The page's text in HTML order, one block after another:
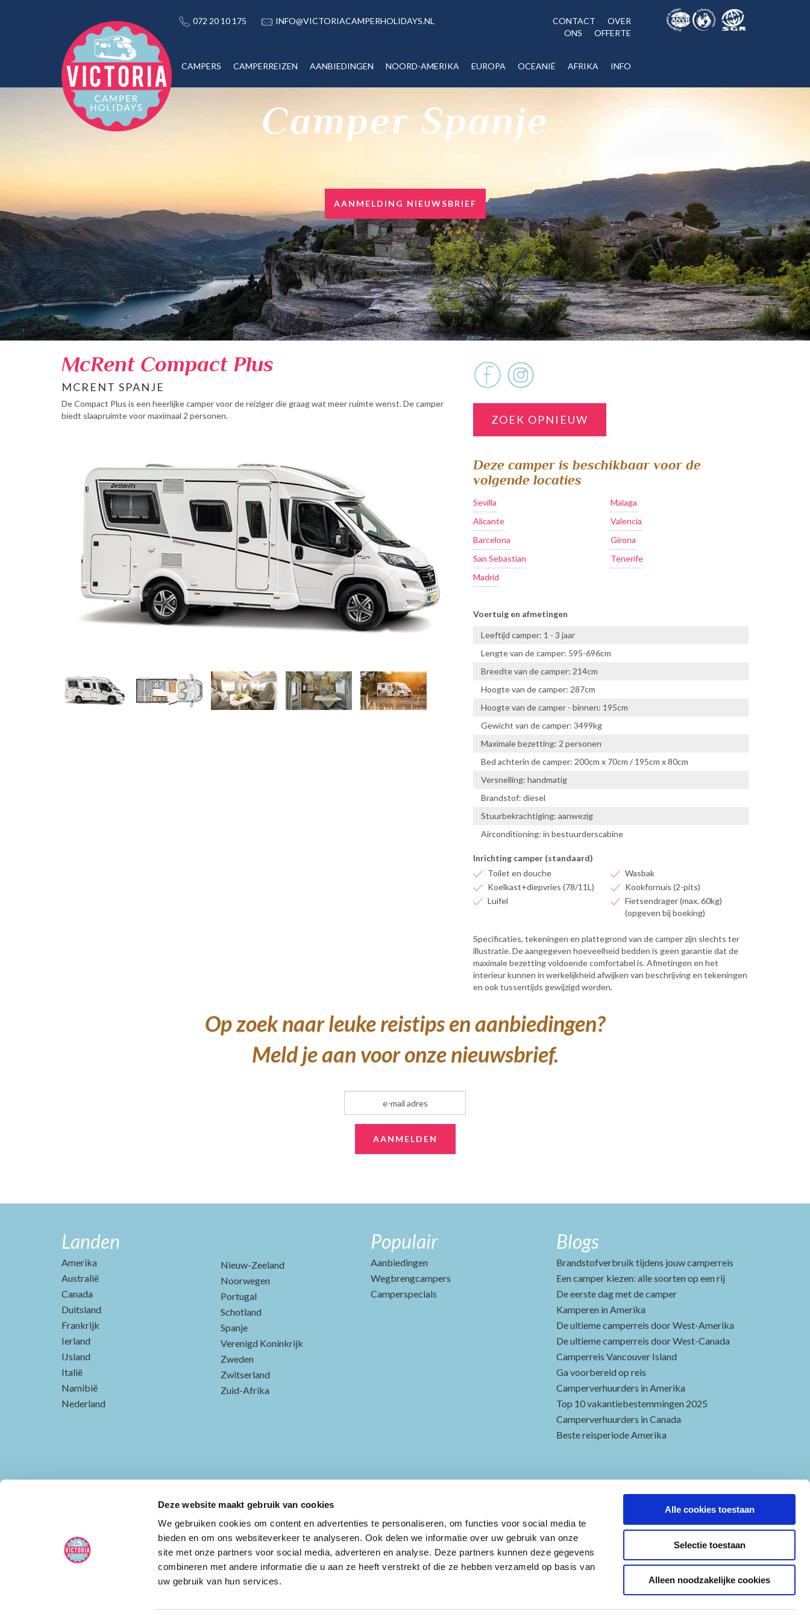
Deze website maakt gebruik van cookies
We gebruiken cookies om content en advertenties te personaliseren, om functies voor social media te
bieden en om ons websiteverkeer te analyseren. Ook delen we informatie over uw gebruik van onze
site met onze partners voor social media, adverteren en analyse. Deze partners kunnen deze gegevens
combineren met andere informatie die u aan ze heeft verstrekt of die ze hebben verzameld op basis van
uw gebruik van hun services.
Alle cookies toestaan
Selectie toestaan
Alleen noodzakelijke cookies
072 20 10 175 INFO@VICTORIACAMPERHOLIDAYS.NL CONTACT
OVER
ONS
OFFERTE
CAMPERS CAMPERREIZEN AANBIEDINGEN NOORD-AMERIKA EUROPA OCEANIË AFRIKA INFO
Camper Spanje
AANMELDING NIEUWSBRIEF
McRent Compact Plus
MCRENT SPANJE
De Compact Plus is een heerlijke camper voor de reiziger die graag wat meer ruimte wenst. De camper
biedt slaapruimte voor maximaal 2 personen.
ZOEK OPNIEUW
Deze camper is beschikbaar voor de
volgende locaties
Sevilla
Malaga
Alicante
Valencia
Barcelona
Girona
San Sebastian
Tenerife
Madrid
Voertuig en afmetingen
Leeftijd camper: 1 - 3 jaar
Lengte van de camper: 595-696cm
Breedte van de camper: 214cm
Hoogte van de camper: 287cm
Hoogte van de camper - binnen: 195cm
Gewicht van de camper: 3499kg
Maximale bezetting: 2 personen
Bed achterin de camper: 200cm x 70cm / 195cm x 80cm
Versnelling: handmatig
Brandstof: diesel
Stuurbekrachtiging: aanwezig
Airconditioning: in bestuurderscabine
Inrichting camper (standaard)
Toilet en douche
Wasbak
Koelkast+diepvries (78/11L)
Kookfornuis (2-pits)
Luifel
Fietsendrager (max. 60kg)
(opgeven bij boeking)
Specificaties, tekeningen en plattegrond van de camper zijn slechts ter
illustratie. De aangegeven hoeveelheid bedden is geen garantie dat de
maximale bezetting voldoende comfortabel is. Afmetingen en het
interieur kunnen in werkelijkheid afwijken van beschrijving en tekeningen
en ook tussentijds gewijzigd worden.
Op zoek naar leuke reistips en aanbiedingen?
Meld je aan voor onze nieuwsbrief.
Landen
Amerika
Australië
Canada
Duitsland
Frankrijk
Ierland
IJsland
Italië
Namibië
Nederland
Nieuw-Zeeland
Noorwegen
Portugal
Schotland
Spanje
Verenigd Koninkrijk
Zweden
Zwitserland
Zuid-Afrika
Populair
Aanbiedingen
Wegbrengcampers
Camperspecials
Blogs
Brandstofverbruik tijdens jouw camperreis
Een camper kiezen: alle soorten op een rij
De eerste dag met de camper
Kamperen in Amerika
De ultieme camperreis door West-Amerika
De ultieme camperreis door West-Canada
Camperreis Vancouver Island
Ga voorbereid op reis
Camperverhuurders in Amerika
Top 10 vakantiebestemmingen 2025
Camperverhuurders in Canada
Beste reisperiode Amerika